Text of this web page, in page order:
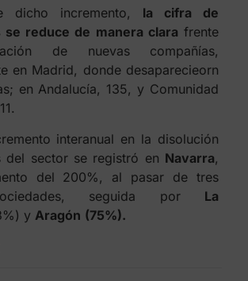
dicho incremento, la cifra de
se reduce de manera clara frente
de nuevas compañías,
en Madrid, donde desaparecieorn
en Andalucía, 135, y Comunidad
interanual en la disolución
del sector se registró en Navarra,
del 200%, al pasar de tres
seguida por La
y Aragón (75%).